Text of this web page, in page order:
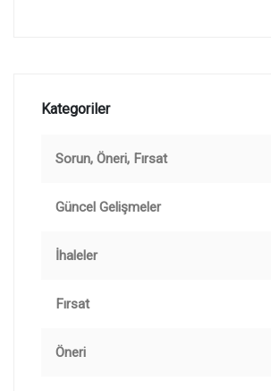
Kategoriler
Sorun, Öneri, Fırsat
Güncel Gelişmeler
İhaleler
Fırsat
Öneri